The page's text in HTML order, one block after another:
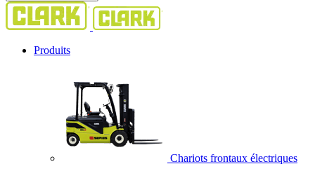
Produits
Chariots frontaux électriques